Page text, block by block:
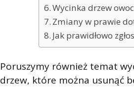
Wycinka drzew
Zmiany w prawie
Jak prawidłowo
Poruszymy również temat
drzew, które można usunąć